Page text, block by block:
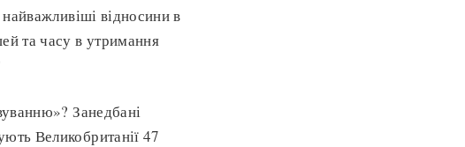
відносини в
та часу в утримання
Занедбані
Великобританії 47